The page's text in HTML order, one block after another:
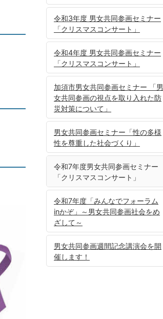
令和3年度 男女共同参画セミナー
「クリスマスコンサート」
令和4年度 男女共同参画セミナー
「クリスマスコンサート」
加須市男女共同参画セミナー 「男
女共同参画の視点を取り入れた防
災対策について」
男女共同参画セミナー「性の多様
性を尊重した社会づくり」
令和7年度男女共同参画セミナー
「クリスマスコンサート」
令和7年度「みんなでフォーラム
inかぞ」～男女共同参画社会をめ
ざして～
男女共同参画週間記念講演会を開
催します！